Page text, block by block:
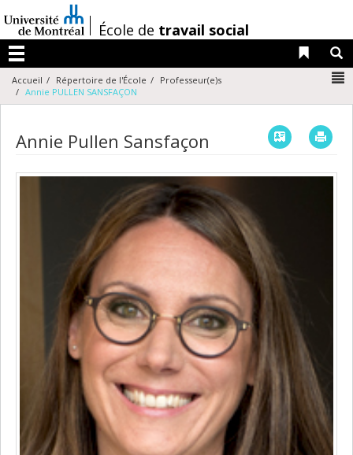
au
contenu
/École de travail social
Menu
Liens
Accueil Répertoire de l'École
Professeur(e)s
Annie PULLEN SANSFAÇON
Annie Pullen Sansfaçon Vcard